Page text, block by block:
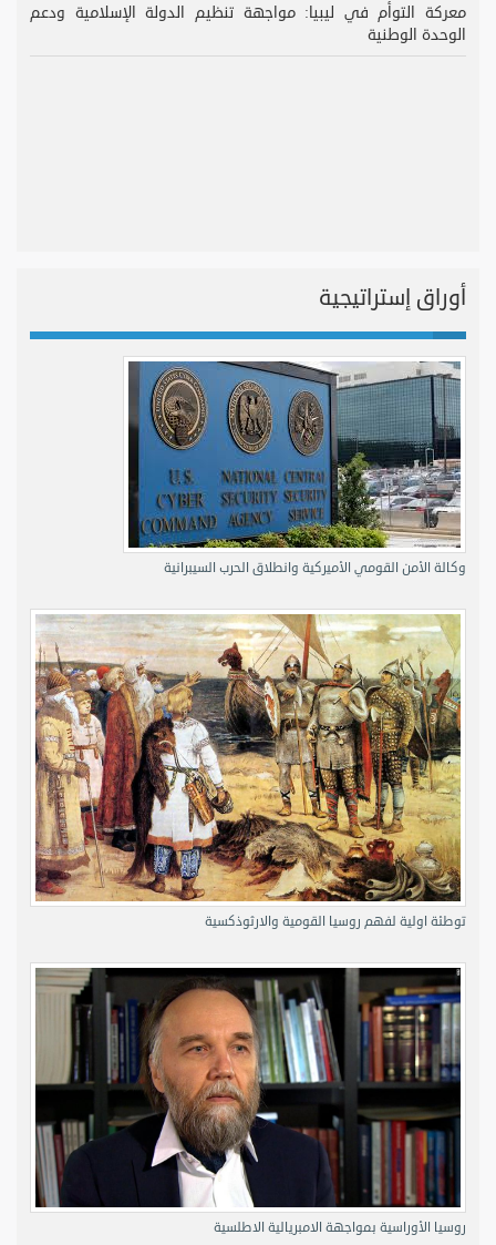
معركة التوأم في ليبيا: مواجهة تنظيم الدولة الإسلامية ودعم
الوحدة الوطنية
أوراق إستراتيجية
وكالة الأمن القومي الأميركية وانطلاق الحرب السيبرانية
توطئة اولية لفهم روسيا القومية والارثوذكسية
روسيا الأوراسية بمواجهة الامبريالية الاطلسية